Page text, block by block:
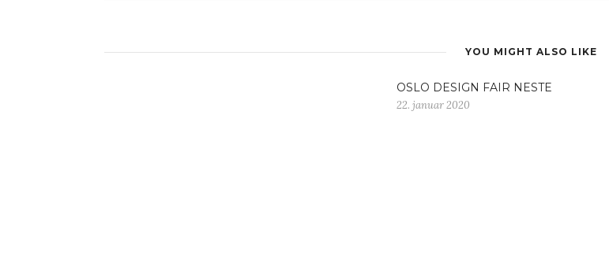
YOU MIGHT ALSO LIKE
OSLO DESIGN FAIR NESTE
22. januar 2020